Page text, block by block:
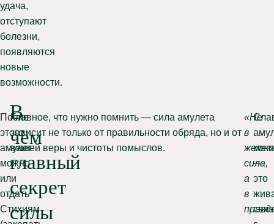
удача,
отступают
болезни,
появляются
новые
возможности.
После
этого
амулет
можно
или
отдать
Стихиям
В
чём
главный
секрет
силы
Главное, что нужно помнить — сила амулета
зависит не только от правильности обряда, но и от
вашей веры и чистоты помыслов.
«Не
в
сила,
а
в
—
это